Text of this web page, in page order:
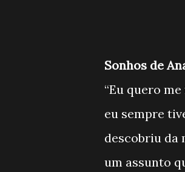
Sonhos de
“Eu quero
eu sempre
descobriu da
um assunto